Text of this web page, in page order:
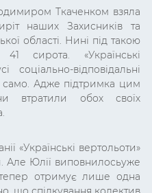
Ткаченком взяла
наших Захисників та
області. Нині під такою
41 сирота. «Українські
соціально-відповідальні
само. Адже підтримка цим
втратили обох своїх
«Українські вертольоти»
Але Юлії виповнилосьуже
отримує лише одна